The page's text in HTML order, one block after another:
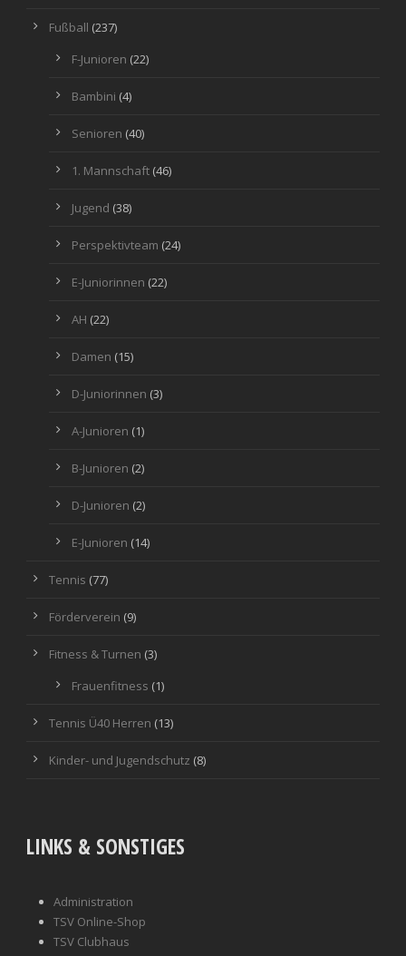
Fußball (237)
F-Junioren (22)
Bambini (4)
Senioren (40)
1. Mannschaft (46)
Jugend (38)
Perspektivteam (24)
E-Juniorinnen (22)
AH (22)
Damen (15)
D-Juniorinnen (3)
A-Junioren (1)
B-Junioren (2)
D-Junioren (2)
E-Junioren (14)
Tennis (77)
Förderverein (9)
Fitness & Turnen (3)
Frauenfitness (1)
Tennis Ü40 Herren (13)
Kinder- und Jugendschutz (8)
LINKS & SONSTIGES
Administration
TSV Online-Shop
TSV Clubhaus